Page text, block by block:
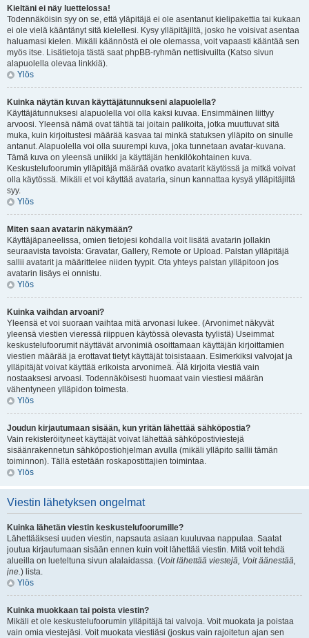
Kieltäni ei näy luettelossa!
Todennäköisin syy on se, että yläpitäjä ei ole asentanut kielipakettia tai kukaan
ei ole vielä kääntänyt sitä kielellesi. Kysy ylläpitäjiltä, josko he voisivat asentaa
haluamasi kielen. Mikäli käännöstä ei ole olemassa, voit vapaasti kääntää sen
myös itse. Lisätietoja tästä saat phpBB-ryhmän nettisivuilta (Katso sivun
alapuolella olevaa linkkiä).
Ylös
Kuinka näytän kuvan käyttäjätunnukseni alapuolella?
Käyttäjätunnuksesi alapuolella voi olla kaksi kuvaa. Ensimmäinen liittyy
arvoosi. Yleensä nämä ovat tähtiä tai joitain palikoita, jotka muuttuvat sitä
muka, kuin kirjoitustesi määrää kasvaa tai minkä statuksen ylläpito on sinulle
antanut. Alapuolella voi olla suurempi kuva, joka tunnetaan avatar-kuvana.
Tämä kuva on yleensä uniikki ja käyttäjän henkilökohtainen kuva.
Keskustelufoorumin ylläpitäjä määrää ovatko avatarit käytössä ja mitkä voivat
olla käytössä. Mikäli et voi käyttää avataria, sinun kannattaa kysyä ylläpitäjiltä
syy.
Ylös
Miten saan avatarin näkymään?
Käyttäjäpaneelissa, omien tietojesi kohdalla voit lisätä avatarin jollakin
seuraavista tavoista: Gravatar, Gallery, Remote or Upload. Palstan ylläpitäjä
sallii avatarit ja määrittelee niiden tyypit. Ota yhteys palstan ylläpitoon jos
avatarin lisäys ei onnistu.
Ylös
Kuinka vaihdan arvoani?
Yleensä et voi suoraan vaihtaa mitä arvonasi lukee. (Arvonimet näkyvät
yleensä viestien vieressä riippuen käytössä olevasta tyylistä) Useimmat
keskustelufoorumit näyttävät arvonimiä osoittamaan käyttäjän kirjoittamien
viestien määrää ja erottavat tietyt käyttäjät toisistaaan. Esimerkiksi valvojat ja
ylläpitäjät voivat käyttää erikoista arvonimeä. Älä kirjoita viestiä vain
nostaaksesi arvoasi. Todennäköisesti huomaat vain viestiesi määrän
vähentyneen ylläpidon toimesta.
Ylös
Joudun kirjautumaan sisään, kun yritän lähettää sähköpostia?
Vain rekisteröityneet käyttäjät voivat lähettää sähköpostiviestejä
sisäänrakennetun sähköpostiohjelman avulla (mikäli ylläpito sallii tämän
toiminnon). Tällä estetään roskapostittajien toimintaa.
Ylös
Viestin lähetyksen ongelmat
Kuinka lähetän viestin keskustelufoorumille?
Lähettääksesi uuden viestin, napsauta asiaan kuuluvaa nappulaa. Saatat
joutua kirjautumaan sisään ennen kuin voit lähettää viestin. Mitä voit tehdä
alueilla on lueteltuna sivun alalaidassa. (Voit lähettää viestejä, Voit äänestää,
jne.) lista.
Ylös
Kuinka muokkaan tai poista viestin?
Mikäli et ole keskustelufoorumin ylläpitäjä tai valvoja. Voit muokata ja poistaa
vain omia viestejäsi. Voit muokata viestiäsi (joskus vain rajoitetun ajan sen